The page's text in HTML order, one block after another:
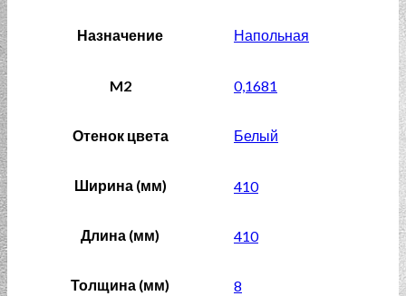
Назначение Напольная
M2 0,1681
Отенок цвета Белый
Ширина (мм) 410
Длина (мм) 410
Толщина (мм) 8